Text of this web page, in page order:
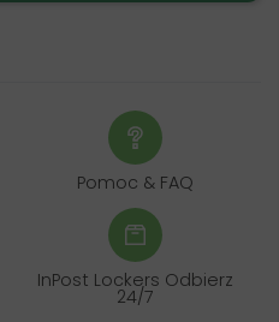
Pomoc & FAQ
InPost Lockers Odbierz
24/7